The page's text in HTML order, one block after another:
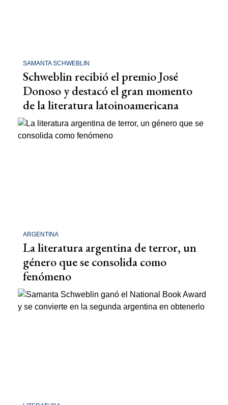
SAMANTA SCHWEBLIN
Schweblin recibió el premio José
Donoso y destacó el gran momento
de la literatura latoinoamericana
ARGENTINA
La literatura argentina de terror, un
género que se consolida como
fenómeno